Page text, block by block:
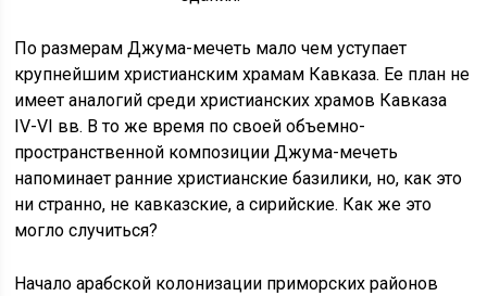
По размерам Джума-мечеть мало чем уступает
крупнейшим христианским храмам Кавказа. Ее план не
имеет аналогий среди христианских храмов Кавказа
IV-VI вв. В то же время по своей объемно-
пространственной композиции Джума-мечеть
напоминает ранние христианские базилики, но, как это
ни странно, не кавказские, а сирийские. Как же это
могло случиться?
Начало арабской колонизации приморских районов